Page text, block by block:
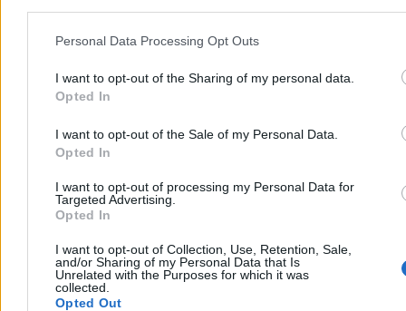
Personal Data Processing Opt Outs
I want to opt-out of the Sharing of my personal data.
Opted In
I want to opt-out of the Sale of my Personal Data.
Opted In
I want to opt-out of processing my Personal Data for
Targeted Advertising.
Opted In
I want to opt-out of Collection, Use, Retention, Sale,
and/or Sharing of my Personal Data that Is
Unrelated with the Purposes for which it was
collected.
Opted Out
Reklama
Świat